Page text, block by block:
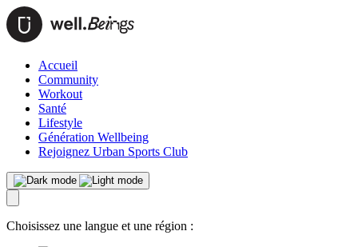
Accueil
Community
Workout
Santé
Lifestyle
Génération Wellbeing
Rejoignez Urban Sports Club
Choisissez une langue et une région :